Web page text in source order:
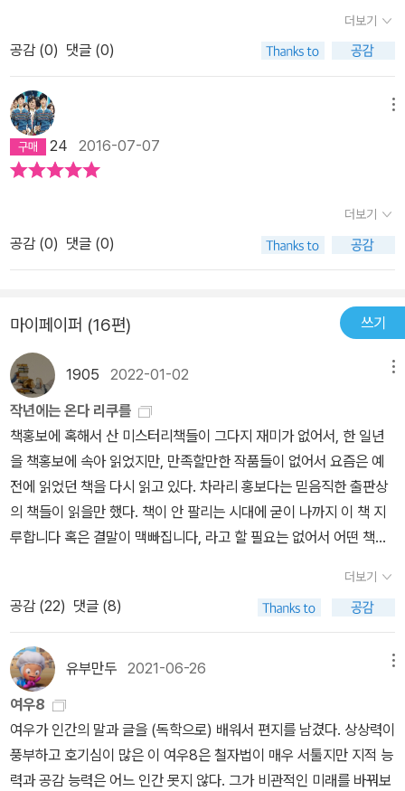
많다는 것도 독특한 점이다.'나와 춤을'에는 온다 리쿠의 실험적인 소
설 '호텔 정원에서 생긴 일'에 나온 에피소드의 뒷 이야기 [변명]이 나
정신 없이 풀어내는 추리소설로호불호가 갈릴만한 소설이지만 개인
적으로는 굉장히 재미있게 읽엇다.물론 [변명] 그 자체로도 분위기를
즐길 수 있는 재미있는 단편이다. 대부분의 작품이 만족스러웠지만
강력하게 추천하고 싶은 작품은 [변심], [충고], [소녀계 만다라], [오
이다.[충고]와 [협력], [이유]는 재치가 넘치는 이야기들로 어떻게 이
런 상상력이 나왔을까 감탄이 나왔다. [소녀계 만다라]또한 예전에 나
온 단편 [관광 여행]이 생각나는 기발한 작품이다.작가의 후기에서 장
소설의 경우 표제작이 가장 재미있는 경우가 빈번한데 역시나 [나와
춤을]도 만족스러운 단편이었다.'초콜릿 코스모스'의 무용 버전이라
는 생각이 들었다. 최근에는 온다 리쿠의 작품들이 한국에서 많이 출
판되고 있는 편은 아니지만앞으로도 온다 리쿠 세계의 확장을 계속
즐기고 싶다.
더보기
공감 (0) 댓글 (0)
24 2016-07-07
더보기
공감 (0) 댓글 (0)
마이페이퍼 (16편) 쓰기
1905 2022-01-02
작년에는 온다 리쿠를
책홍보에 혹해서 산 미스터리책들이 그다지 재미가 없어서, 한 일년
을 책홍보에 속아 읽었지만, 만족할만한 작품들이 없어서 요즘은 예
전에 읽었던 책을 다시 읽고 있다. 차라리 홍보다는 믿음직한 출판상
의 책들이 읽을만 했다. 책이 안 팔리는 시대에 굳이 나까지 이 책 지
루합니다 혹은 결말이 맥빠집니다, 라고 할 필요는 없어서 어떤 책인
미가 없어서 나이든 작가야 나이를 속일 수 없으니 할 수 없다손 쳐도,
요즘 젊은 작가들은 아이디어는 좋은데, 이야기를 이끌어 나가는 힘
이 부족한 건 어떤 연유일까? 궁금증이 생긴다. 작년에는 온다 리쿠
의 책을 집중적으로 읽었다. 유지니아, 흑과 다의 환상, 밤의 피크닉,
삼월은 붉은 구렁을, 코끼리와 귀울음을, 그리고 나와 춤을,을 읽었는
데, 십년이 지난 지금 읽어도 온다 리쿠만의 노스탤지어의 감성을 그
대로 느낄 수 있었다.십여년 전에는 출간 할 때마다 사서 읽어서 그 땐
몰랐는데. 작년 한해 온다 리쿠 책들을 읽으면서 이 작가는 단편과 장
더보기
공감 (22) 댓글 (8)
유부만두 2021-06-26
여우8
여우가 인간의 말과 글을 (독학으로) 배워서 편지를 남겼다. 상상력이
풍부하고 호기심이 많은 이 여우8은 철자법이 매우 서툴지만 지적 능
력과 공감 능력은 어느 인간 못지 않다. 그가 비관적인 미래를 바꿔보